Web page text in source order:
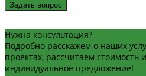
Задать вопрос
Нужна консультация?
Подробно расскажем о наших
проектах, рассчитаем стоимость
индивидуальное предложение!